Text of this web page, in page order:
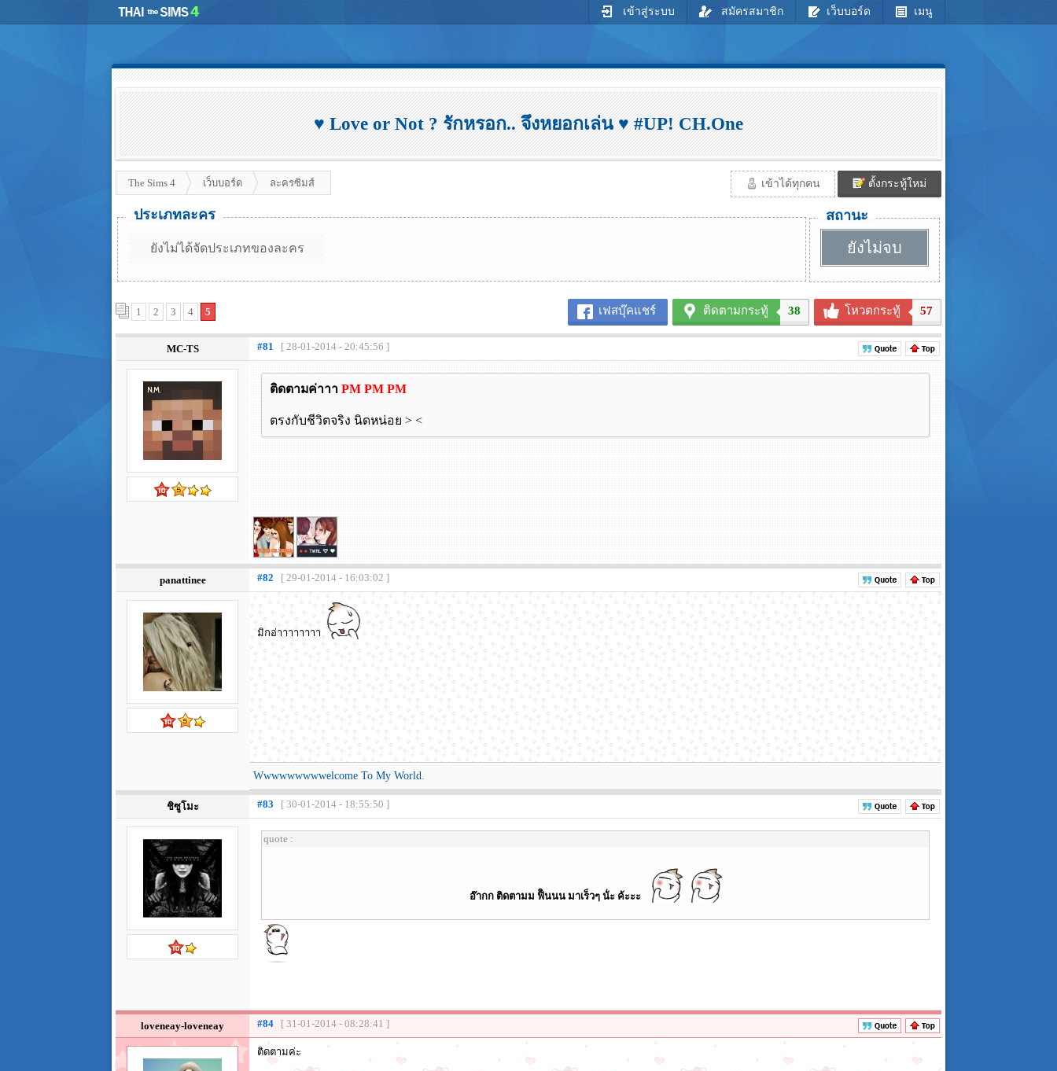
เข้าสู่ระบบ สมัครสมาชิก เว็บบอร์ด เมนู
♥ Love or Not ? รักหรอก.. จึงหยอกเล่น ♥ #UP! CH.One
The Sims 4 เว็บบอร์ด ละครซิมส์ เข้าได้ทุกคน ตั้งกระทู้ใหม่
ประเภทละคร
ยังไม่ได้จัดประเภทของละคร
สถานะ
ยังไม่จบ
เฟสบุ๊คแชร์ ติดตามกระทู้ 38 โหวตกระทู้ 57
1 2 3 4 5
MC-TS #81 [ 28-01-2014 - 20:45:56 ]
ติดตามค่าาา PM PM PM
ตรงกับชีวิตจริง นิดหน่อย > <
panattinee #82 [ 29-01-2014 - 16:03:02 ]
มิกอ่าาาาาาาา
Wwwwwwwwwelcome To My World.
ชิซูโมะ #83 [ 30-01-2014 - 18:55:50 ]
quote :
อ๊ากก ติดตามม ฟิินนน มาเร็วๆ น้่ะ ค้ะะะ
loveneay-loveneay #84 [ 31-01-2014 - 08:28:41 ]
ติดตามค่ะ